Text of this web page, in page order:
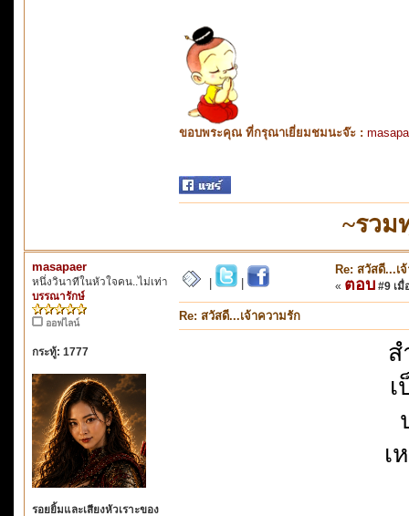
ขอบพระคุณ ที่กรุณาเยี่ยมชมนะจ๊ะ :
~รวม
masapaer
หนึ่งวินาทีในหัวใจคน..ไม่เท่า
บรรณารักษ์
ออฟไลน์
กระทู้: 1777
รอยยิ้มและเสียงหัวเราะของ
Re: สวัสดี...เ
« ตอบ #9 เมื่
Re: สวัสดี...เจ้าความรัก
ส
เ